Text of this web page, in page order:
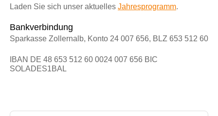
Laden Sie sich unser aktuelles Jahresprogramm.
Bankverbindung
Sparkasse Zollernalb, Konto 24 007 656, BLZ 653 512 60
IBAN DE 48 653 512 60 0024 007 656 BIC
SOLADES1BAL